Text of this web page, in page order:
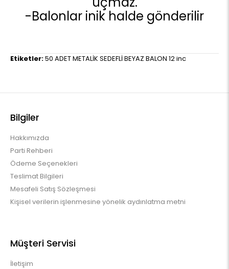
-Balonlar inik halde gönderilir
Etiketler:50 ADET METALİK SEDEFLİ BEYAZ BALON 12 inc
Bilgiler
Hakkımızda
Parti Rehberi
Ödeme Seçenekleri
Teslimat Bilgileri
Mesafeli Satış Sözleşmesi
Kişisel verilerin işlenmesine yönelik aydınlatma metni
Müşteri Servisi
İletişim